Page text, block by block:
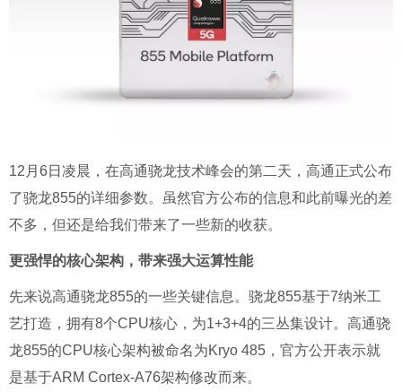
12月6日凌晨，在高通骁龙技术峰会的第二天，高通正式公布
了骁龙855的详细参数。虽然官方公布的信息和此前曝光的差
不多，但还是给我们带来了一些新的收获。
更强悍的核心架构，带来强大运算性能
先来说高通骁龙855的一些关键信息。骁龙855基于7纳米工
艺打造，拥有8个CPU核心，为1+3+4的三丛集设计。高通骁
龙855的CPU核心架构被命名为Kryo 485，官方公开表示就
是基于ARM Cortex-A76架构修改而来。